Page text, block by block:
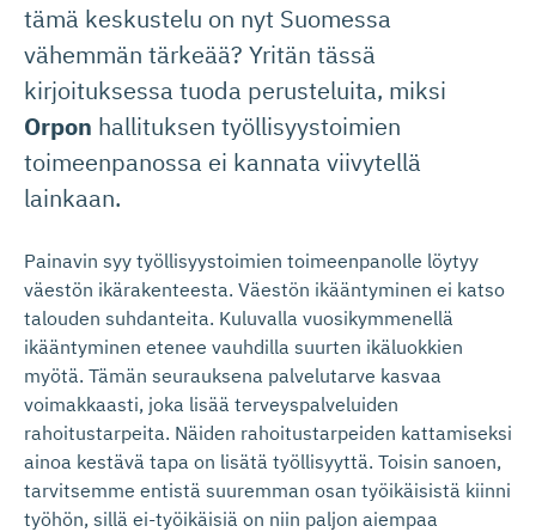
tämä keskustelu on nyt Suomessa
vähemmän tärkeää? Yritän tässä
kirjoituksessa tuoda perusteluita, miksi
Orpon hallituksen työllisyystoimien
toimeenpanossa ei kannata viivytellä
lainkaan.
Painavin syy työllisyystoimien toimeenpanolle löytyy
väestön ikärakenteesta. Väestön ikääntyminen ei katso
talouden suhdanteita. Kuluvalla vuosikymmenellä
ikääntyminen etenee vauhdilla suurten ikäluokkien
myötä. Tämän seurauksena palvelutarve kasvaa
voimakkaasti, joka lisää terveyspalveluiden
rahoitustarpeita. Näiden rahoitustarpeiden kattamiseksi
ainoa kestävä tapa on lisätä työllisyyttä. Toisin sanoen,
tarvitsemme entistä suuremman osan työikäisistä kiinni
työhön, sillä ei-työikäisiä on niin paljon aiempaa